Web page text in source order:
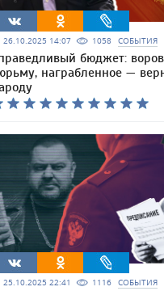
26.10.2025 14:07 1058 СОБЫТИЯ
бюджет:
награбленное —
25.10.2025 22:41 1116 СОБЫТИЯ